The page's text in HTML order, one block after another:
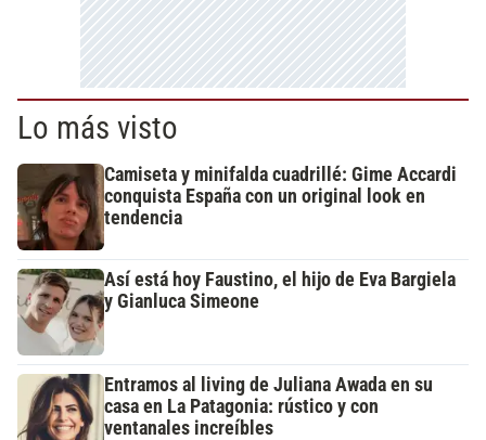
Lo más visto
Camiseta y minifalda cuadrillé: Gime Accardi
conquista España con un original look en
tendencia
Así está hoy Faustino, el hijo de Eva Bargiela
y Gianluca Simeone
Entramos al living de Juliana Awada en su
casa en La Patagonia: rústico y con
ventanales increíbles